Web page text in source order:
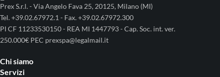
Prex S.r.l. - Via Angelo Fava 25, 20125, Milano (MI)
Tel. +39.02.67972.1 - Fax. +39.02.67972.300
PI CF 11233530150 - REA MI 1447793 - Cap. Soc. int. ver.
250.000€ PEC prexspa@legalmail.it
Chi siamo
Servizi